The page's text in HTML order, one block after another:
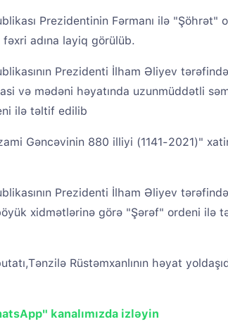
Prezidentinin Fərmanı ilə "Şöhrət"
adına layiq görülüb.
Prezidenti İlham Əliyev
və mədəni həyatında uzunmüddətli
ilə təltif edilib
Gəncəvinin 880 illiyi (1141-2021)"
Prezidenti İlham Əliyev
xidmətlərinə görə "Şərəf" ordeni ilə
Rüstəmxanlının həyat
kanalımızda izləyin